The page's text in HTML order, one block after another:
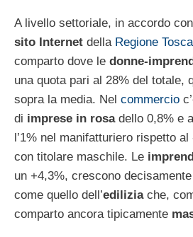
A livello settoriale, in accordo
sito Internet della Regione
comparto dove le donne-
una quota pari al 28% del totale,
sopra la media. Nel commercio
di imprese in rosadello 0,8% e
l’1% nel manifatturiero rispetto
con titolare maschile. Le
un +4,3%, crescono
come quello dell’edilizia che,
comparto ancora tipicamente